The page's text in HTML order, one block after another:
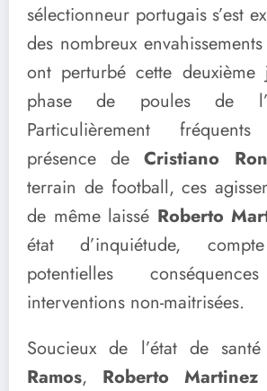
sélectionneur portugais s’est
des nombreux
ont perturbé cette
phase de poules de
Particulièrement
présence deCristiano
terrain de football, ces
de même laissé Roberto
état d’inquiétude,
potentielles
interventions non-maitrisées.
Soucieux de l’état de
Ramos, Roberto Martinez